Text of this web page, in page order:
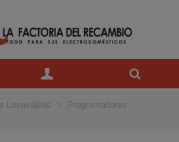
Lavavajillas >
Programadores